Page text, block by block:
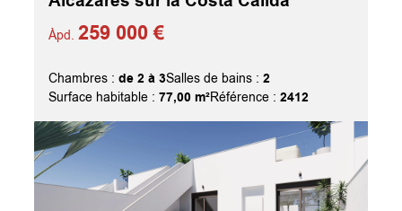
Àpd.259 000 €
Chambres :de 2 à 3Salles de bains :2
Surface habitable :77,00 m²Référence :2412